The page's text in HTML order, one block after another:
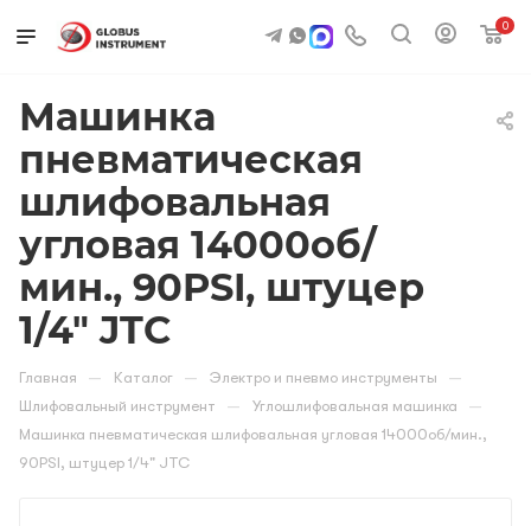
0
Машинка
пневматическая
шлифовальная
угловая 14000об/
мин., 90PSI, штуцер
1/4" JTC
Главная — Каталог — Электро и пневмо инструменты —
Шлифовальный инструмент — Углошлифовальная машинка —
Машинка пневматическая шлифовальная угловая 14000об/мин.,
90PSI, штуцер 1/4" JTC